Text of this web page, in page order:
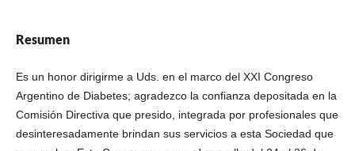
Resumen
Es un honor dirigirme a Uds. en el marco del XXI Congreso
Argentino de Diabetes; agradezco la confianza depositada en la
Comisión Directiva que presido, integrada por profesionales que
desinteresadamente brindan sus servicios a esta Sociedad que